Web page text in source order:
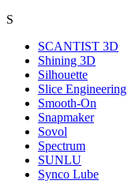
S
SCANTIST 3D
Shining 3D
Silhouette
Slice Engineering
Smooth-On
Snapmaker
Sovol
Spectrum
SUNLU
Synco Lube